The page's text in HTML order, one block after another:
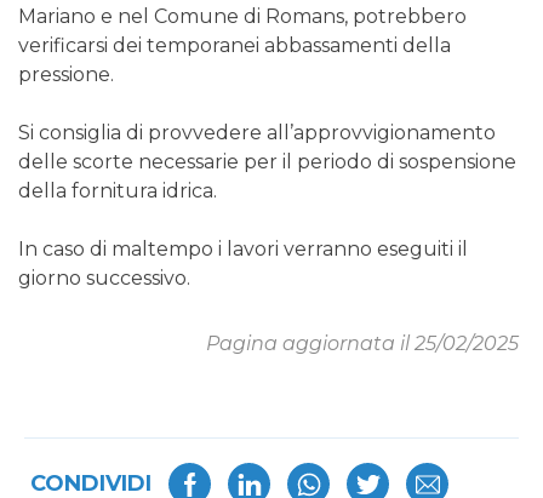
Mariano e nel Comune di Romans, potrebbero
verificarsi dei temporanei abbassamenti della
pressione.
Si consiglia di provvedere all’approvvigionamento
delle scorte necessarie per il periodo di sospensione
della fornitura idrica.
In caso di maltempo i lavori verranno eseguiti il
giorno successivo.
Pagina aggiornata il 25/02/2025
CONDIVIDI